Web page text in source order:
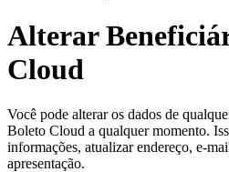
Alterar
Cloud
Você pode alterar os dados de
Boleto Cloud a qualquer momento.
informações, atualizar endereço, e-
apresentação.